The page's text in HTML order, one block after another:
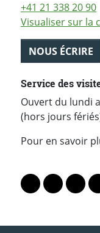
+41 21 338 20 90
Visualiser sur la
NOUS ÉCRIRE
Service des
Ouvert du lundi
(hors jours
Pour en savoir
Lien vers le
Lien vers
Lien